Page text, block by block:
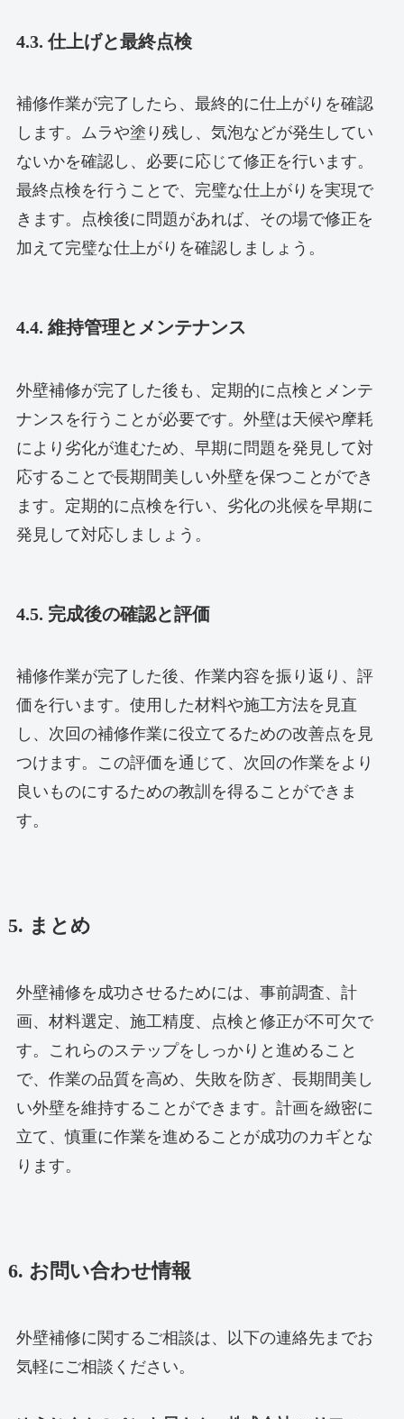
4.3. 仕上げと最終点検
補修作業が完了したら、最終的に仕上がりを確認
します。ムラや塗り残し、気泡などが発生してい
ないかを確認し、必要に応じて修正を行います。
最終点検を行うことで、完璧な仕上がりを実現で
きます。点検後に問題があれば、その場で修正を
加えて完璧な仕上がりを確認しましょう。
4.4. 維持管理とメンテナンス
外壁補修が完了した後も、定期的に点検とメンテ
ナンスを行うことが必要です。外壁は天候や摩耗
により劣化が進むため、早期に問題を発見して対
応することで長期間美しい外壁を保つことができ
ます。定期的に点検を行い、劣化の兆候を早期に
発見して対応しましょう。
4.5. 完成後の確認と評価
補修作業が完了した後、作業内容を振り返り、評
価を行います。使用した材料や施工方法を見直
し、次回の補修作業に役立てるための改善点を見
つけます。この評価を通じて、次回の作業をより
良いものにするための教訓を得ることができま
す。
5. まとめ
外壁補修を成功させるためには、事前調査、計
画、材料選定、施工精度、点検と修正が不可欠で
す。これらのステップをしっかりと進めること
で、作業の品質を高め、失敗を防ぎ、長期間美し
い外壁を維持することができます。計画を緻密に
立て、慎重に作業を進めることが成功のカギとな
ります。
6. お問い合わせ情報
外壁補修に関するご相談は、以下の連絡先までお
気軽にご相談ください。